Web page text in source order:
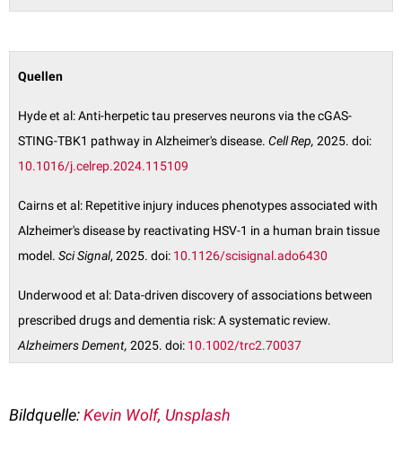
Quellen
Hyde et al: Anti-herpetic tau preserves neurons via the cGAS-
STING-TBK1 pathway in Alzheimer's disease. Cell Rep, 2025. doi:
10.1016/j.celrep.2024.115109
Cairns et al: Repetitive injury induces phenotypes associated with
Alzheimer's disease by reactivating HSV-1 in a human brain tissue
model. Sci Signal, 2025. doi: 10.1126/scisignal.ado6430
Underwood et al: Data-driven discovery of associations between
prescribed drugs and dementia risk: A systematic review.
Alzheimers Dement, 2025. doi: 10.1002/trc2.70037
Bildquelle:Kevin Wolf, Unsplash